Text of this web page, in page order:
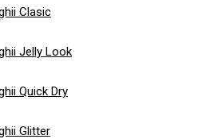
Clasic
Jelly Look
Quick Dry
Glitter